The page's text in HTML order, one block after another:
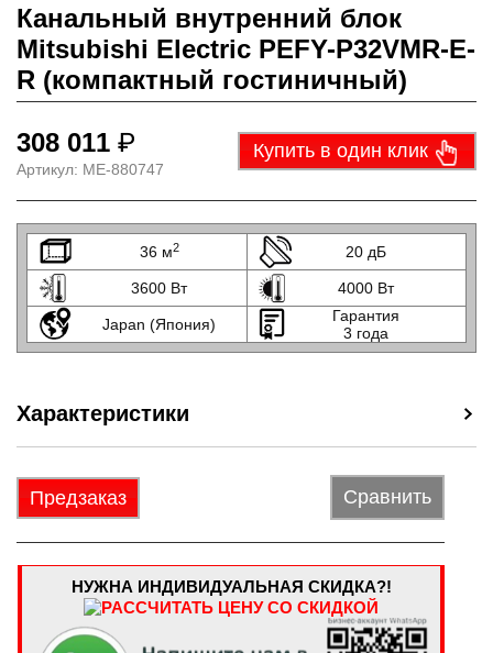
Канальный внутренний блок
Mitsubishi Electric PEFY-P32VMR-E-
R (компактный гостиничный)
308 011 ₽
Артикул: МЕ-880747
Купить в один клик
36 м2 20 дБ
3600 Вт 4000 Вт
Japan (Япония)
Гарантия
3 года
Характеристики
Предзаказ Сравнить
НУЖНА ИНДИВИДУАЛЬНАЯ СКИДКА?!